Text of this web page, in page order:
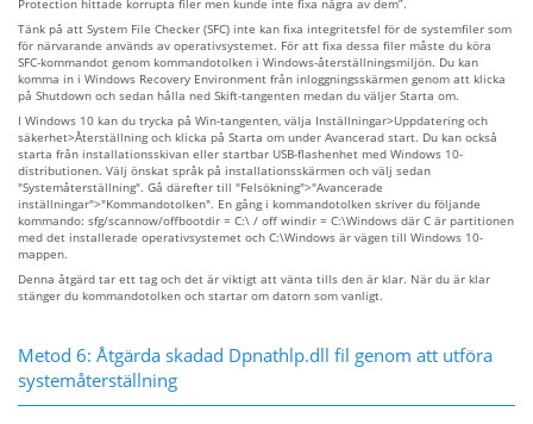
Tänk på att System File Checker (SFC) inte kan fixa integritetsfel för de systemfiler som
för närvarande används av operativsystemet. För att fixa dessa filer måste du köra
SFC-kommandot genom kommandotolken i Windows-återställningsmiljön. Du kan
komma in i Windows Recovery Environment från inloggningsskärmen genom att klicka
på Shutdown och sedan hålla ned Skift-tangenten medan du väljer Starta om.
I Windows 10 kan du trycka på Win-tangenten, välja Inställningar>Uppdatering och
säkerhet>Återställning och klicka på Starta om under Avancerad start. Du kan också
starta från installationsskivan eller startbar USB-flashenhet med Windows 10-
distributionen. Välj önskat språk på installationsskärmen och välj sedan
"Systemåterställning". Gå därefter till "Felsökning">"Avancerade
inställningar">"Kommandotolken". En gång i kommandotolken skriver du följande
kommando: sfg/scannow/offbootdir = C:\ / off windir = C:\Windows där C är partitionen
med det installerade operativsystemet och C:\Windows är vägen till Windows 10-
mappen.
Denna åtgärd tar ett tag och det är viktigt att vänta tills den är klar. När du är klar
stänger du kommandotolken och startar om datorn som vanligt.
Metod 6: Åtgärda skadad Dpnathlp.dll fil genom att utföra
systemåterställning